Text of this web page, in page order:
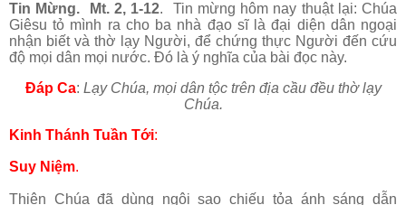
Tin Mừng. Mt. 2, 1-12. Tin mừng hôm nay thuật lại: Chúa
Giêsu tỏ mình ra cho ba nhà đạo sĩ là đại diện dân ngoại
nhận biết và thờ lạy Người, để chứng thực Người đến cứu
độ mọi dân mọi nước. Đó là ý nghĩa của bài đọc này.
Đáp Ca: Lạy Chúa, mọi dân tộc trên địa cầu đều thờ lạy
Chúa.
Kinh Thánh Tuần Tới:
Suy Niệm.
Thiên Chúa đã dùng ngôi sao chiếu tỏa ánh sáng dẫn